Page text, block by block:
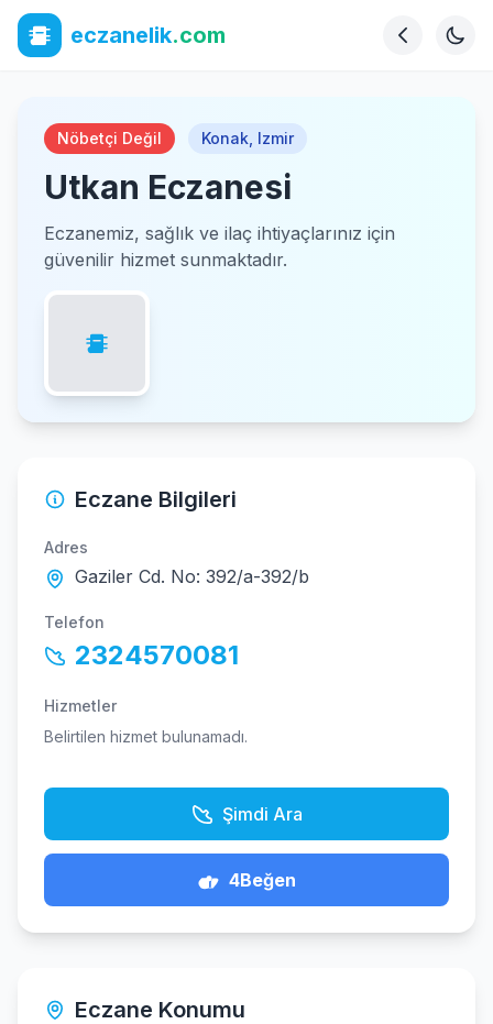
eczanelik.com
Nöbetçi Değil Konak Izmir
Utkan Eczanesi
Eczanemiz, sağlık ve ilaç ihtiyaçlarınız için
güvenilir hizmet sunmaktadır.
Eczane Bilgileri
Adres
Gaziler Cd. No: 392/a-392/b
Telefon
2324570081
Hizmetler
Belirtilen hizmet bulunamadı.
Şimdi Ara
4Beğen
Eczane Konumu